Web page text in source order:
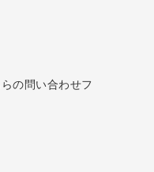
の問い合わせフ